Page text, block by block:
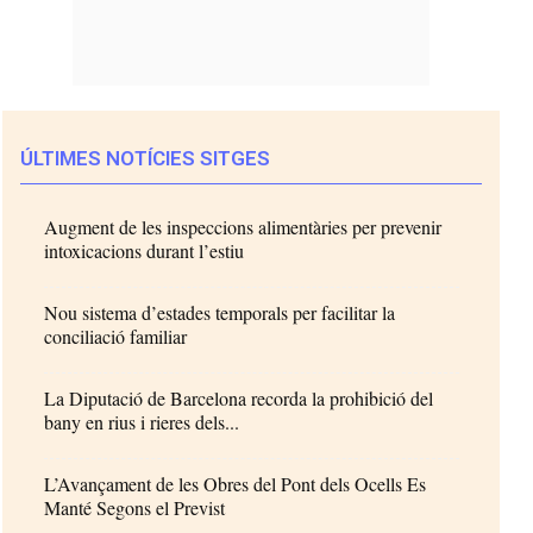
ÚLTIMES NOTÍCIES SITGES
Augment de les inspeccions alimentàries per prevenir
intoxicacions durant l’estiu
Nou sistema d’estades temporals per facilitar la
conciliació familiar
La Diputació de Barcelona recorda la prohibició del
bany en rius i rieres dels...
L’Avançament de les Obres del Pont dels Ocells Es
Manté Segons el Previst